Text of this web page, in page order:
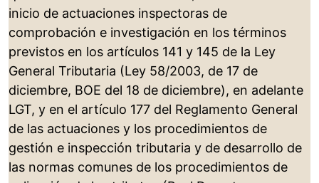
inicio de actuaciones inspectoras de
comprobación e investigación en los términos
previstos en los artículos 141 y 145 de la Ley
General Tributaria (Ley 58/2003, de 17 de
diciembre, BOE del 18 de diciembre), en adelante
LGT, y en el artículo 177 del Reglamento General
de las actuaciones y los procedimientos de
gestión e inspección tributaria y de desarrollo de
las normas comunes de los procedimientos de